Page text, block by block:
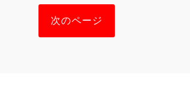
次のページ